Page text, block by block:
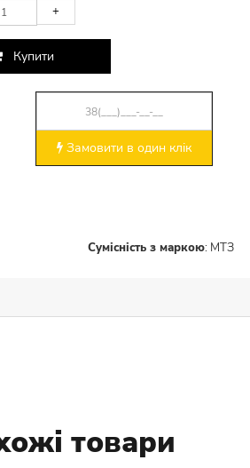
+
Купити
Замовити в один клік
Сумісність з маркою: МТЗ
товари